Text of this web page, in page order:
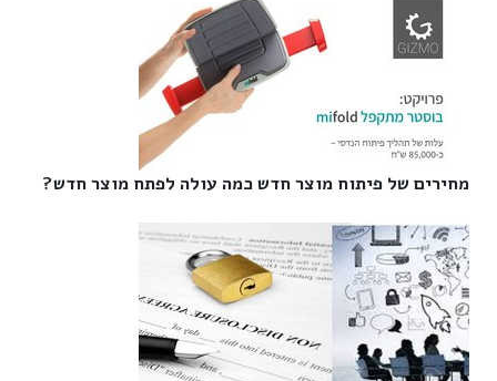
מחירים של פיתוח מוצר חדש כמה עולה לפתח מוצר חדש?‎